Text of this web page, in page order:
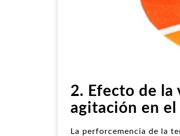
2. Efecto de la
agitación en
La perforcemencia de la